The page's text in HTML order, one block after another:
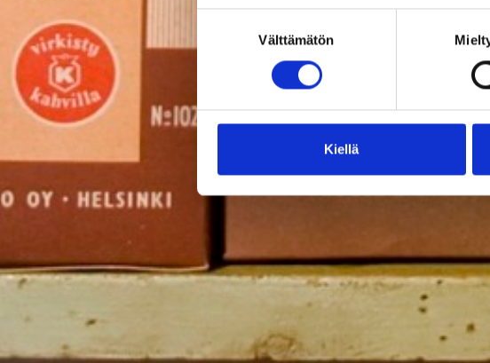
Välttämätön
Kiellä